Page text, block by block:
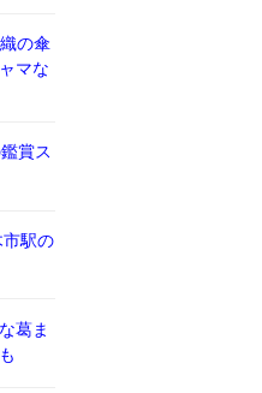
の傘
マな
賞ス
駅の
葛ま